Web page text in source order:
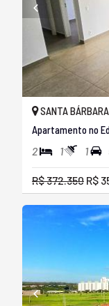
SANTA
Apartamento no
2 1 1
R$ 372.350 R$